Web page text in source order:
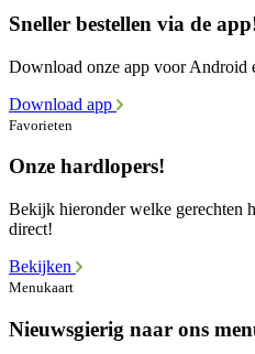
Sneller bestellen via de
Download onze app voor Android
Download app
Favorieten
Onze hardlopers!
Bekijk hieronder welke gerechten
direct!
Bekijken
Menukaart
Nieuwsgierig naar ons